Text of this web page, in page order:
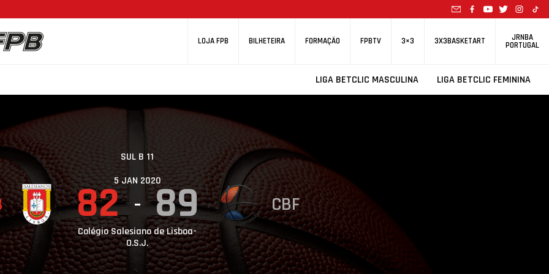
LOJA FPB BILHETEIRA FORMAÇÃO FPBTV 3×3 3X3BASKETART JRNBA
PORTUGAL
LIGA BETCLIC MASCULINA LIGA BETCLIC FEMININA
SUL B 11
5 JAN 2020
82 89 CBF
Colégio Salesiano de Lisboa-
O.S.J.